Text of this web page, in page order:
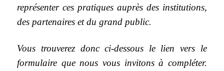
représenter ces pratiques auprès des institutions,
des partenaires et du grand public.
Vous trouverez donc ci-dessous le lien vers le
formulaire que nous vous invitons à compléter.